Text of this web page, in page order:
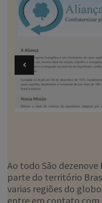
quem é o coordenador
ABC